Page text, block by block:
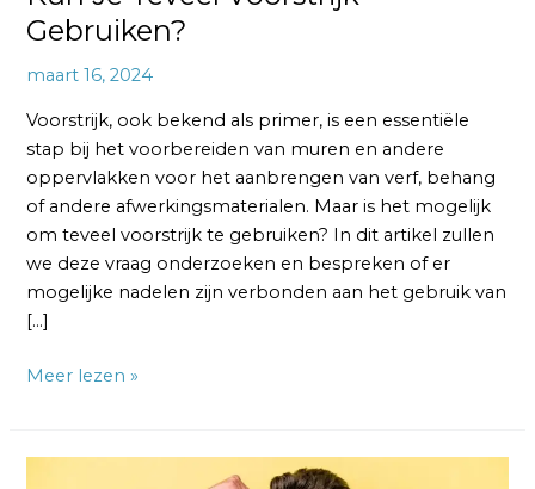
Gebruiken?
maart 16, 2024
Voorstrijk, ook bekend als primer, is een essentiële
stap bij het voorbereiden van muren en andere
oppervlakken voor het aanbrengen van verf, behang
of andere afwerkingsmaterialen. Maar is het mogelijk
om teveel voorstrijk te gebruiken? In dit artikel zullen
we deze vraag onderzoeken en bespreken of er
mogelijke nadelen zijn verbonden aan het gebruik van
[…]
Meer lezen »